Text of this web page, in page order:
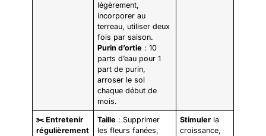
légèrement,
incorporer au
terreau, utiliser deux
fois par saison.
Purin d’ortie : 10
parts d’eau pour 1
part de purin,
arroser le sol
chaque début de
mois.
✂️ Entretenir
régulièrement
Taille : Supprimer
les fleurs fanées,
Stimuler la
croissance,